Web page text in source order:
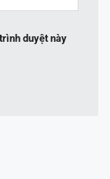
duyệt này